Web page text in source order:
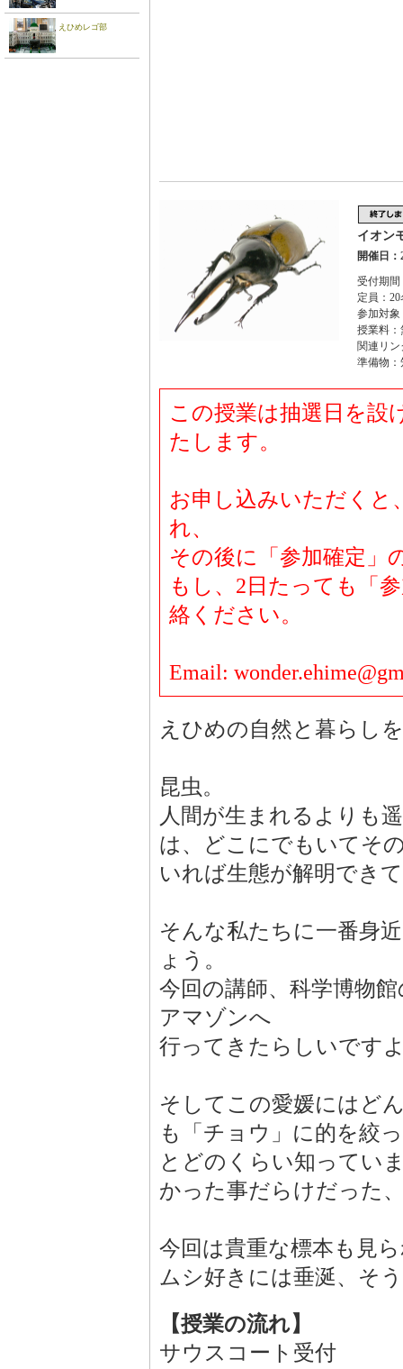
えひめレゴ部
イオン
開催日：
受付期
定員：20
参加対象
授業料
関連リン
準備物：
この授業は抽選日を設
たします。
お申し込みいただくと
れ、
その後に「参加確定」
もし、2日たっても「
絡ください。
Email:
えひめの自然と暮らし
昆虫。
人間が生まれるよりも
は、どこにでもいてそ
いれば生態が解明でき
そんな私たちに一番身
ょう。
今回の講師、科学博物
アマゾンへ
行ってきたらしいです
そしてこの愛媛にはど
も「チョウ」に的を絞
とどのくらい知ってい
かった事だらけだった
今回は貴重な標本も見
ムシ好きには垂涎、そ
【授業の流れ】
サウスコート受付